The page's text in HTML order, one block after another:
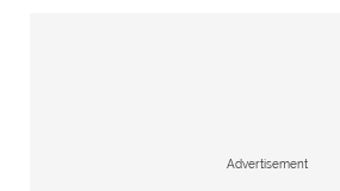
orang ini mampu
Advertisement